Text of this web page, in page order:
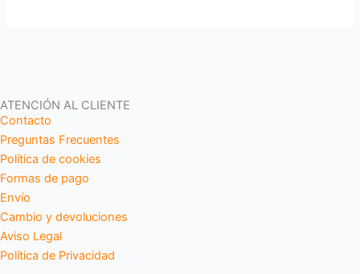
ATENCIÓN AL CLIENTE
Contacto
Preguntas Frecuentes
Política de cookies
Formas de pago
Envío
Cambio y devoluciones
Aviso Legal
Política de Privacidad